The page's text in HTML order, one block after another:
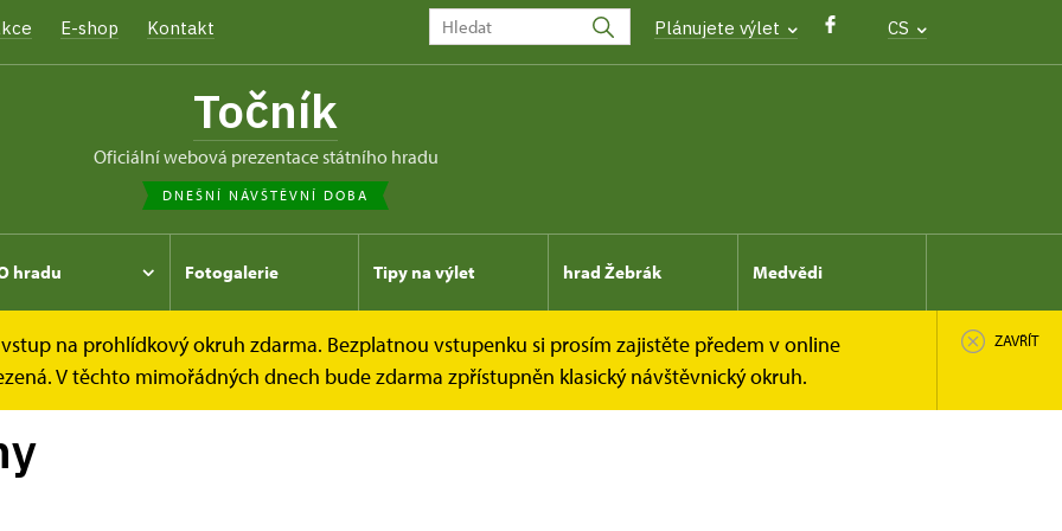
E-shop Kontakt Plánujete výlet CS
Točník
oficiální webová prezentace státního hradu
DNEŠNÍ NÁVŠTĚVNÍ DOBA
hradu Fotogalerie Tipy na výlet hrad Žebrák Medvědi
na prohlídkový okruh zdarma. Bezplatnou vstupenku si prosím zajistěte předem v online
V těchto mimořádných dnech bude zdarma zpřístupněn klasický návštěvnický okruh.
ZAVŘÍT
okruhy